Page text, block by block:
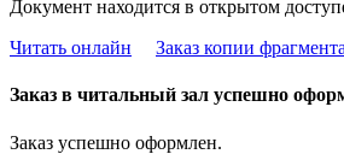
Документ находится в открытом
Читать онлайн
Заказ копии фрагмента
Заказ в читальный зал успешно
Заказ успешно оформлен.